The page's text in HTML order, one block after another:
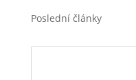
Poslední články